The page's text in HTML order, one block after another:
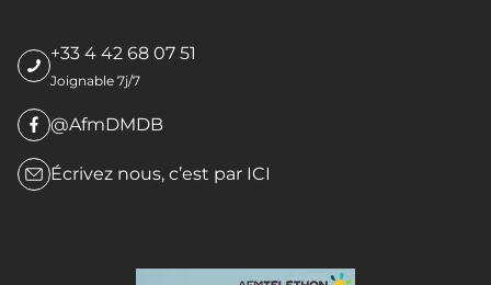
+33 4 42 68 07 51
Joignable 7j/7
@AfmDMDB
Écrivez nous, c’est par ICI